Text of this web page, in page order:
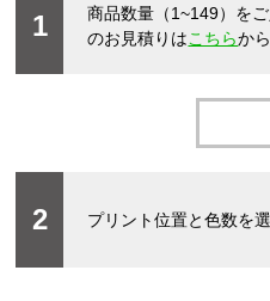
1 商品数量（1~149）をご
のお見積りはこちらから
2 プリント位置と色数を